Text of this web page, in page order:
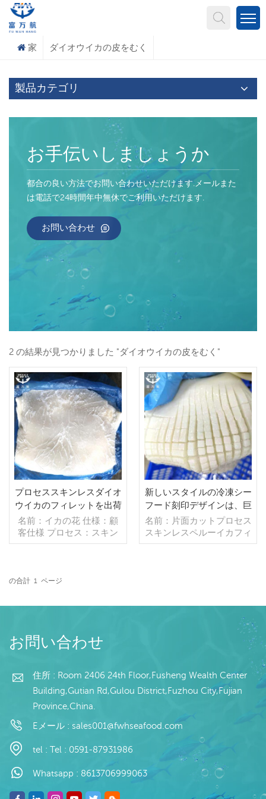
家 ダイオウイカの皮をむく
製品カテゴリ
お手伝いしましょうか
都合の良い方法でお問い合わせいただけます.メールまた
は電話で24時間年中無休でご利用いただけます.
お問い合わせ
2 の結果が見つかりました "ダイオウイカの皮をむく"
プロセススキンレスダイオ
ウイカのフィレットを出荷
する準備ができました
名前：イカの花 仕様：顧
客仕様 プロセス：スキン
オフ グレージング：IQF
グ,10kg /織りバッグ（カ
デル：卸売/輸出 min .注
払い：TT/С確認された取
消不能のLCを一目で 発
起源：中国 ブランド：fu
wang hang
新しいスタイルの冷凍シー
フード刻印デザインは、巨
大なペルーのイカの切り身
の皮をブロックカットしま
す
名前：片面カットプロセス
スキンレスペルーイカフィ
レット 仕様：顧客仕様 プ
グ,10kg /織りバッグ（カ
スタマイズ可能） 販売モ
デル：卸売/輸出 min .注
ナ/40フィートコンテナ 支
消不能のLCを一目で 発
送：入金確認後20日以内
起源：中国 ブランド：fu
の合計 1 ページ
お問い合わせ
住所 : Room 2406 24th Floor,Fusheng Wealth Center
Building,Gutian Rd,Gulou District,Fuzhou City,Fujian
Province,China.
Eメール : sales001@fwhseafood.com
tel : Tel : 0591-87931986
Whatsapp : 8613706999063